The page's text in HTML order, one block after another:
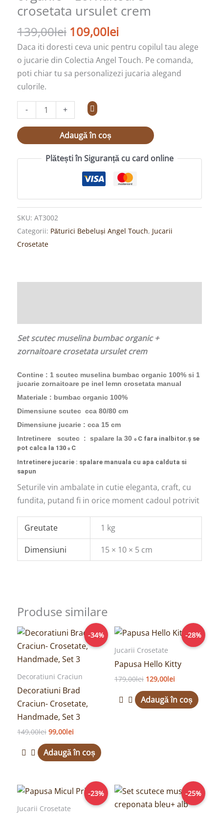
crosetata ursulet crem
139,00lei 109,00lei
Daca iti doresti ceva unic pentru copilul tau alege
o jucarie din Colectia Angel Touch. Pe comanda,
poti chiar tu sa personalizezi jucaria alegand
culorile.
-
crem
+
Adaugă în coș
Plătești în Siguranță cu card online
SKU: AT3002
Categorii: Păturici Bebeluși Angel Touch, Jucarii
Crosetate
Set scutec muselina bumbac organic +
zornaitoare crosetata ursulet crem
Contine : 1 scutec muselina bumbac organic 100% si 1
jucarie zornaitoare pe inel lemn crosetata manual
Materiale : bumbac organic 100%
Dimensiune scutec cca 80/80 cm
Dimensiune jucarie : cca 15 cm
Intretinere scutec : spalare la 30 o C fara inalbitor.ș se
pot calca la 130 o C
Intretinere jucarie : spalare manuala cu apa calduta si
sapun
Seturile vin ambalate in cutie eleganta, craft, cu
fundita, putand fi in orice moment cadoul potrivit
Greutate 1 kg
Dimensiuni 15 × 10 × 5 cm
Produse similare
-34%
Decoratiuni Craciun
Decoratiuni Brad
Craciun- Crosetate,
Handmade, Set 3
149,00lei
Prețul
a
fost:
149,00lei.
99,00lei
Prețul
curent
este:
99,00lei.
Adaugă în coș
-28%
Jucarii Crosetate
Papusa Hello Kitty
179,00lei
Prețul
a
179,00lei.
129,00lei
Prețul
curent
este:
Adaugă în coș
-23%
Jucarii Crosetate
Prețul
inițial
a
Prețul
curent
este:
-25%
Prețul
inițial
a
Prețul
curent
este: